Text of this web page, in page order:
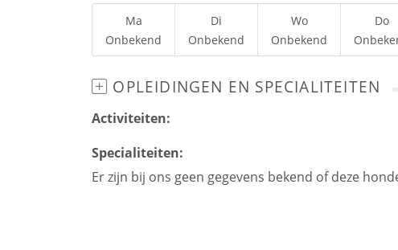
Ma
Onbekend
Di
Onbekend
Wo
Onbekend
Do
OPLEIDINGEN EN SPECIALITEITEN
Activiteiten:
Specialiteiten:
Er zijn bij ons geen gegevens bekend of deze